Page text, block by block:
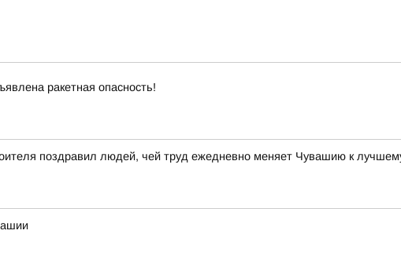
ракетная опасность!
поздравил людей, чей труд ежедневно меняет Чувашию к